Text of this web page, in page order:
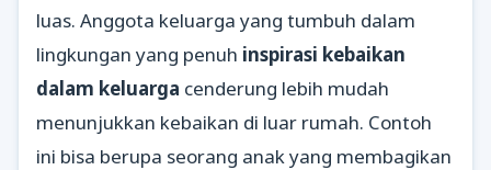
luas. Anggota keluarga yang tumbuh dalam
lingkungan yang penuh inspirasi kebaikan
dalam keluarga cenderung lebih mudah
menunjukkan kebaikan di luar rumah. Contoh
ini bisa berupa seorang anak yang membagikan